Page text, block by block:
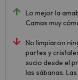
Lo mejor la
Camas muy
No limpiaron
partes y
sucio desde el
las sábanas.